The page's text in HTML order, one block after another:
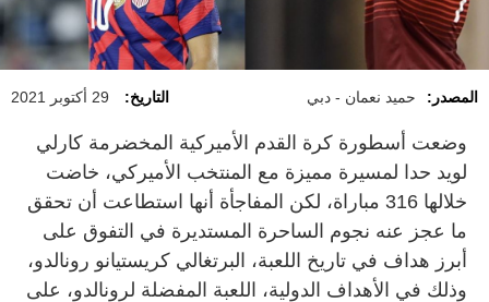
المصدر: حميد نعمان - دبي التاريخ: 29 أكتوبر 2021
وضعت أسطورة كرة القدم الأميركية المخضرمة كارلي
لويد حدا لمسيرة مميزة مع المنتخب الأميركي، خاضت
خلالها 316 مباراة، لكن المفاجأة أنها استطاعت أن تحقق
ما عجز عنه نجوم الساحرة المستديرة في التفوق على
أبرز هداف في تاريخ اللعبة، البرتغالي كريستيانو رونالدو،
وذلك في الأهداف الدولية، اللعبة المفضلة لرونالدو، على